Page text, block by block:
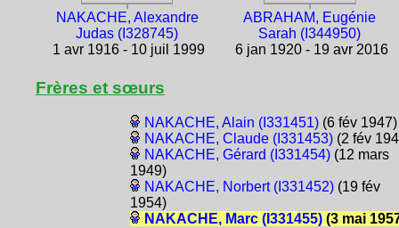
NAKACHE, Alexandre
Judas (I328745)
1 avr 1916 - 10 juil 1999
ABRAHAM, Eugénie
Sarah (I344950)
6 jan 1920 - 19 avr 2016
Frères et sœurs
NAKACHE, Alain (I331451)(6 fév 1947)
NAKACHE, Claude (I331453)(2 fév
NAKACHE, Gérard (I331454)(12 mars
1949)
NAKACHE, Norbert (I331452)(19 fév
1954)
NAKACHE, Marc (I331455)(3 mai